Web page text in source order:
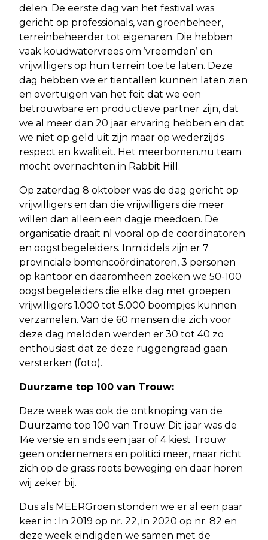
delen. De eerste dag van het festival was
gericht op professionals, van groenbeheer,
terreinbeheerder tot eigenaren. Die hebben
vaak koudwatervrees om ’vreemden’ en
vrijwilligers op hun terrein toe te laten. Deze
dag hebben we er tientallen kunnen laten zien
en overtuigen van het feit dat we een
betrouwbare en productieve partner zijn, dat
we al meer dan 20 jaar ervaring hebben en dat
we niet op geld uit zijn maar op wederzijds
respect en kwaliteit. Het meerbomen.nu team
mocht overnachten in Rabbit Hill.
Op zaterdag 8 oktober was de dag gericht op
vrijwilligers en dan die vrijwilligers die meer
willen dan alleen een dagje meedoen. De
organisatie draait nl vooral op de coördinatoren
en oogstbegeleiders. Inmiddels zijn er 7
provinciale bomencoördinatoren, 3 personen
op kantoor en daaromheen zoeken we 50-100
oogstbegeleiders die elke dag met groepen
vrijwilligers 1.000 tot 5.000 boompjes kunnen
verzamelen. Van de 60 mensen die zich voor
deze dag meldden werden er 30 tot 40 zo
enthousiast dat ze deze ruggengraad gaan
versterken (foto).
Duurzame top 100 van Trouw:
Deze week was ook de ontknoping van de
Duurzame top 100 van Trouw. Dit jaar was de
14e versie en sinds een jaar of 4 kiest Trouw
geen ondernemers en politici meer, maar richt
zich op de grass roots beweging en daar horen
wij zeker bij.
Dus als MEERGroen stonden we er al een paar
keer in : In 2019 op nr. 22, in 2020 op nr. 82 en
deze week eindigden we samen met de